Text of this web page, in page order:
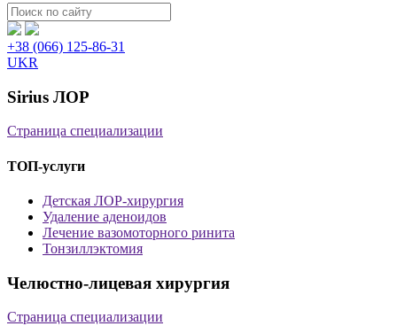
Пошук:
+38 (066) 125-86-31
UKR
Sirius ЛОР
Страница специализации
ТОП-услуги
Детская ЛОР-хирургия
Удаление аденоидов
Лечение вазомоторного ринита
Тонзиллэктомия
Челюстно-лицевая хирургия
Страница специализации